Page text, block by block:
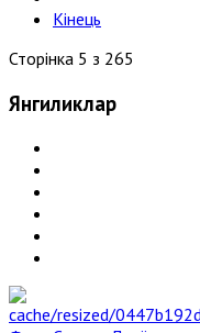
Кінець
Сторінка 5 з 265
Янгиликлар